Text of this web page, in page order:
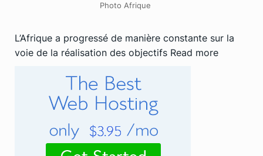
Photo Afrique
L’Afrique a progressé de manière constante sur la
voie de la réalisation des objectifs Read more